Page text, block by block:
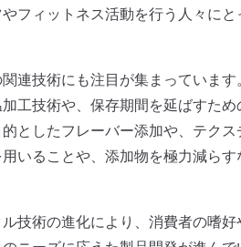
フィットネス活動を行う人々に
連技術にも注目が集まっていま
工技術や、保存期間を延ばすた
としたフレーバー添加や、テク
いることや、添加物を極力減ら
技術の進化により、消費者の嗜